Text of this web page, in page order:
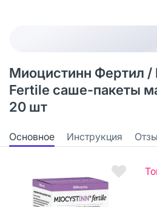
Миоцистинн Фертил /
Fertile саше-пакеты
20 шт
Основное Инструкция